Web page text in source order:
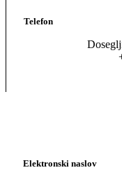
Telefon
Elektronski naslov